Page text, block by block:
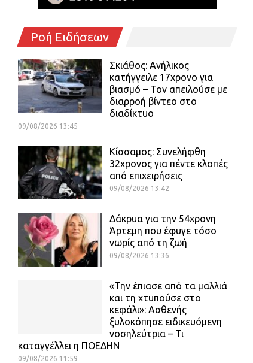
Ροή Ειδήσεων
Σκιάθος: Ανήλικος
κατήγγειλε 17χρονο για
βιασμό – Τον απειλούσε με
διαρροή βίντεο στο
διαδίκτυο
09/08/2026 13:45
Κίσσαμος: Συνελήφθη
32χρονος για πέντε κλοπές
από επιχειρήσεις
09/08/2026 13:42
Δάκρυα για την 54χρονη
Άρτεμη που έφυγε τόσο
νωρίς από τη ζωή
09/08/2026 13:36
«Την έπιασε από τα μαλλιά
και τη χτυπούσε στο
κεφάλι»: Ασθενής
ξυλοκόπησε ειδικευόμενη
νοσηλεύτρια – Τι
καταγγέλλει η ΠΟΕΔΗΝ
09/08/2026 11:59